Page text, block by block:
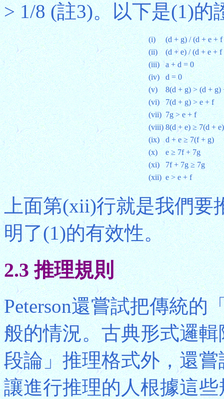
> 1/8 (註3)。以下是(1)的
(i)
(d + g) / (d + e +
(ii)
(d + e) / (d + e +
(iii)
a + d = 0
(iv)
d = 0
(v)
8(d + g) > (d + g)
(vi)
7(d + g) > e + f
(vii) 7g > e + f
(viii) 8(d + e) ≥ 7(d +
(ix)
d + e ≥ 7(f + g)
(x)
e ≥ 7f + 7g
(xi)
7f + 7g ≥ 7g
(xii) e > e + f
上面第(xii)行就是我們要
明了(1)的有效性。
2.3 推理規則
Peterson還嘗試把傳統的
般的情況。古典形式邏
段論」推理格式外，還
讓進行推理的人根據這